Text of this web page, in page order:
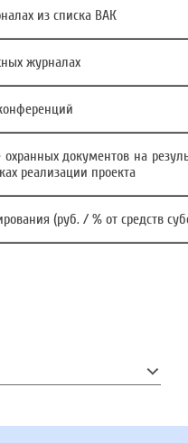
из списка ВАК
журналах
документов на
реализации проекта
(руб. / % от средств